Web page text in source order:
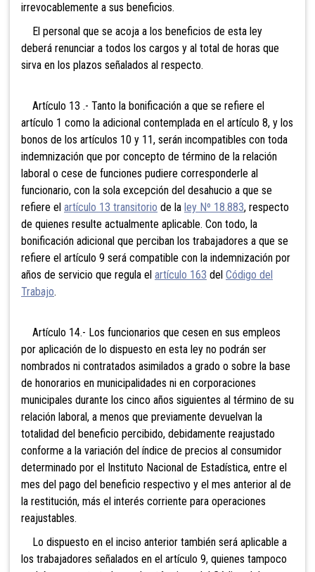
irrevocablemente a sus beneficios.
El personal que se acoja a los beneficios de esta ley
deberá renunciar a todos los cargos y al total de horas que
sirva en los plazos señalados al respecto.
Artículo 13 .- Tanto la bonificación a que se refiere el
artículo 1 como la adicional contemplada en el artículo 8, y los
bonos de los artículos 10 y 11, serán incompatibles con toda
indemnización que por concepto de término de la relación
laboral o cese de funciones pudiere corresponderle al
funcionario, con la sola excepción del desahucio a que se
refiere el artículo 13 transitorio de la ley Nº 18.883, respecto
de quienes resulte actualmente aplicable. Con todo, la
bonificación adicional que perciban los trabajadores a que se
refiere el artículo 9 será compatible con la indemnización por
años de servicio que regula el artículo 163 del Código del
Trabajo.
Artículo 14.- Los funcionarios que cesen en sus empleos
por aplicación de lo dispuesto en esta ley no podrán ser
nombrados ni contratados asimilados a grado o sobre la base
de honorarios en municipalidades ni en corporaciones
municipales durante los cinco años siguientes al término de su
relación laboral, a menos que previamente devuelvan la
totalidad del beneficio percibido, debidamente reajustado
conforme a la variación del índice de precios al consumidor
determinado por el Instituto Nacional de Estadística, entre el
mes del pago del beneficio respectivo y el mes anterior al de
la restitución, más el interés corriente para operaciones
reajustables.
Lo dispuesto en el inciso anterior también será aplicable a
los trabajadores señalados en el artículo 9, quienes tampoco